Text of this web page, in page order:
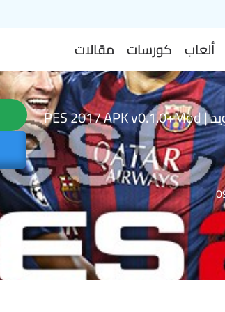
ألعاب كورسات مقالات
تحميل لعبة بيس 2017 لأجهزة الأندرويد | PES 2017 APK v0.1.0+Mod